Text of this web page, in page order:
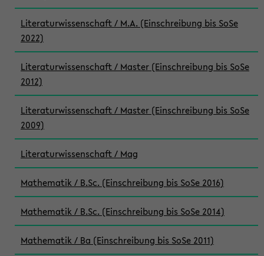
Literaturwissenschaft / M.A. (Einschreibung bis SoSe
2022)
Literaturwissenschaft / Master (Einschreibung bis SoSe
2012)
Literaturwissenschaft / Master (Einschreibung bis SoSe
2009)
Literaturwissenschaft / Mag
Mathematik / B.Sc. (Einschreibung bis SoSe 2016)
Mathematik / B.Sc. (Einschreibung bis SoSe 2014)
Mathematik / Ba (Einschreibung bis SoSe 2011)